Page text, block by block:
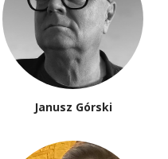
Janusz Górski